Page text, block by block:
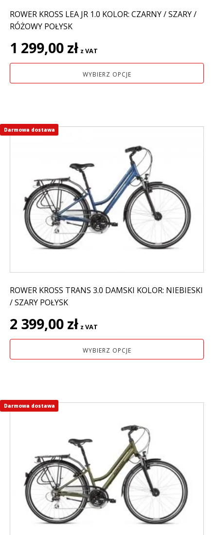
ROWER KROSS LEA JR 1.0 KOLOR: CZARNY / SZARY /
RÓŻOWY POŁYSK
1 299,00 zł z VAT
WYBIERZ OPCJE
ROWER KROSS TRANS 3.0 DAMSKI KOLOR: NIEBIESKI
/ SZARY POŁYSK
2 399,00 zł z VAT
WYBIERZ OPCJE
Ten
wariantów.
Opcje
można
wybrać
stronie
Darmowa dostawa
Ten
wariantów.
można
wybrać
stronie
Darmowa dostawa